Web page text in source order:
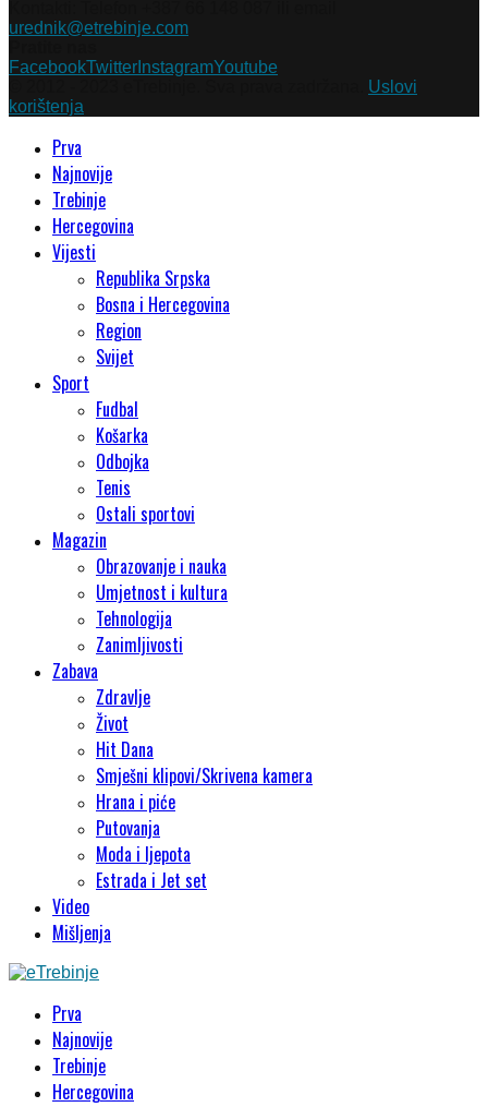
urednik@etrebinje.com
FacebookTwitter InstagramYoutube
Uslovi
korištenja
Prva
Najnovije
Trebinje
Hercegovina
Vijesti
Republika Srpska
Bosna i Hercegovina
Region
Svijet
Sport
Fudbal
Košarka
Odbojka
Tenis
Ostali sportovi
Magazin
Obrazovanje i nauka
Umjetnost i kultura
Tehnologija
Zanimljivosti
Zabava
Zdravlje
Život
Hit Dana
Smješni klipovi/Skrivena kamera
Hrana i piće
Putovanja
Moda i ljepota
Estrada i Jet set
Video
Mišljenja
Prva
Najnovije
Trebinje
Hercegovina